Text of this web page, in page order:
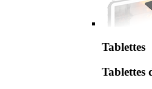
Tablettes
Tablettes